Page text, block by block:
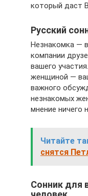
который даст
Русский
Незнакомка —
компании
вашего
женщиной —
важного
незнакомых
мнение ничего
Читайте
снятся
Сонник для